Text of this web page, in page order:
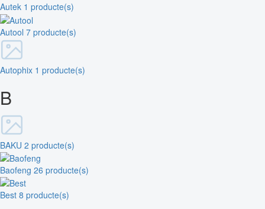
Autek 1 producte(s)
Autool 7 producte(s)
Autophix 1 producte(s)
B
BAKU 2 producte(s)
Baofeng 26 producte(s)
Best 8 producte(s)